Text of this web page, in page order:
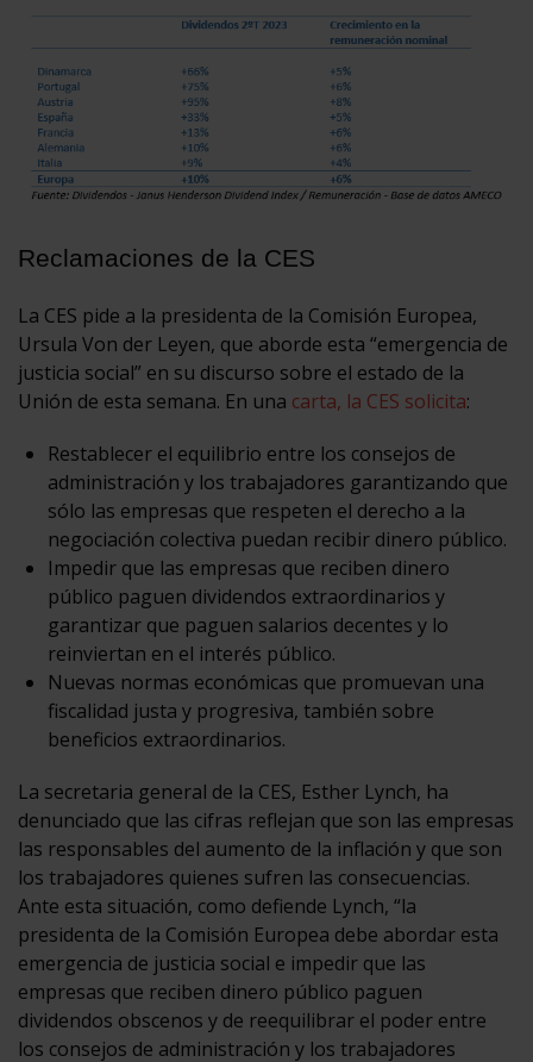
Reclamaciones de la CES
La CES pide a la presidenta de la Comisión Europea,
Ursula Von der Leyen, que aborde esta “emergencia de
justicia social” en su discurso sobre el estado de la
Unión de esta semana. En una carta, la CES solicita:
Restablecer el equilibrio entre los consejos de
administración y los trabajadores garantizando que
sólo las empresas que respeten el derecho a la
negociación colectiva puedan recibir dinero público.
Impedir que las empresas que reciben dinero
público paguen dividendos extraordinarios y
garantizar que paguen salarios decentes y lo
reinviertan en el interés público.
Nuevas normas económicas que promuevan una
fiscalidad justa y progresiva, también sobre
beneficios extraordinarios.
La secretaria general de la CES, Esther Lynch, ha
denunciado que las cifras reflejan que son las empresas
las responsables del aumento de la inflación y que son
los trabajadores quienes sufren las consecuencias.
Ante esta situación, como defiende Lynch, “la
presidenta de la Comisión Europea debe abordar esta
emergencia de justicia social e impedir que las
empresas que reciben dinero público paguen
dividendos obscenos y de reequilibrar el poder entre
los consejos de administración y los trabajadores